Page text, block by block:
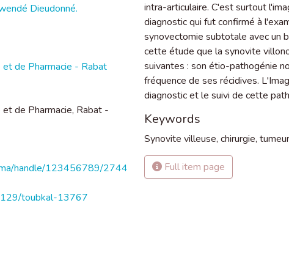
Dieudonné.
de Pharmacie - Rabat
de Pharmacie, Rabat -
handle/123456789/2744
toubkal-13767
intra-articulaire. C'est surtout
diagnostic qui fut confirmé à
synovectomie subtotale avec un
cette étude que la synovite
suivantes : son étio-pathogénie
fréquence de ses récidives.
diagnostic et le suivi de cette
Keywords
Synovite villeuse, chirurgie,
Full item page